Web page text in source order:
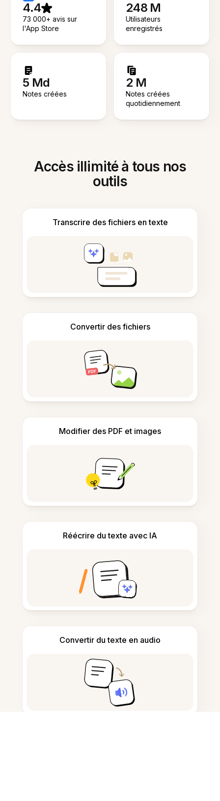
4.4
73 000+ avis sur
l'App Store
248 M
Utilisateurs
enregistrés
5 Md
Notes créées
2 M
Notes créées
quotidiennement
Accès illimité à tous nos
outils
Transcrire des fichiers en texte
Convertir des fichiers
Modifier des PDF et images
Réécrire du texte avec IA
Convertir du texte en audio